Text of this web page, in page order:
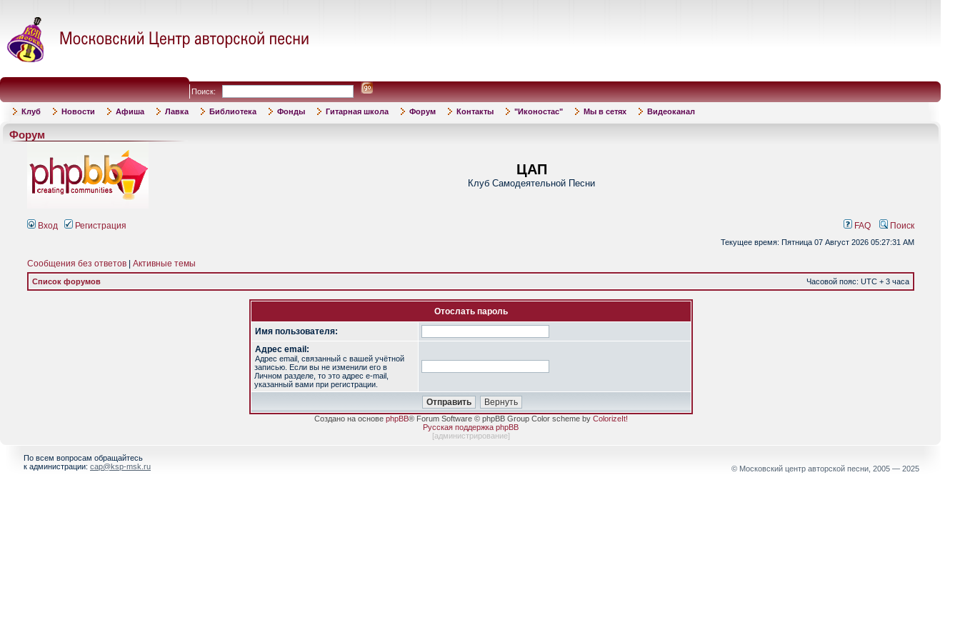
Поиск:
Клуб Новости Афиша Лавка Библиотека Фонды Гитарная школа Форум Контакты "Иконостас" Мы в сетях Видеоканал
Форум
ЦАП
Клуб Самодеятельной Песни
Вход Регистрация FAQ Поиск
Текущее время: Пятница 07 Август 2026 05:27:31 AM
Сообщения без ответов Активные темы
Список форумов Часовой пояс: UTC + 3 часа
Отослать пароль
Имя пользователя:
Адрес email:
Адрес email, связанный с вашей учётной
записью. Если вы не изменили его в
Личном разделе, то это адрес e-mail,
указанный вами при регистрации.
Создано на основе phpBB® Forum Software © phpBB Group Color scheme by ColorizeIt!
Русская поддержка phpBB
[администрирование]
По всем вопросам обращайтесь
к администрации: cap@ksp-msk.ru © Московский центр авторской песни, 2005 — 2025